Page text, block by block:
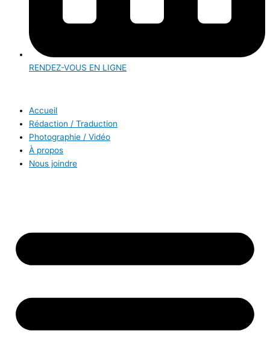
RENDEZ-VOUS EN LIGNE
Accueil
Rédaction / Traduction
Photographie / Vidéo
À propos
Nous joindre